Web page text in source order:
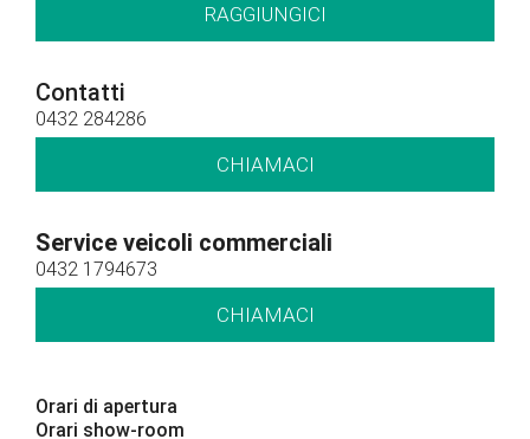
RAGGIUNGICI
Contatti
0432 284286
CHIAMACI
Service veicoli commerciali
0432 1794673
CHIAMACI
Orari di apertura
Orari show-room